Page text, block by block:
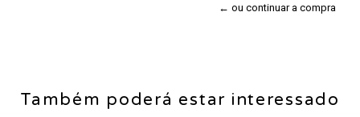
← ou continuar a compra
Também poderá estar interessado